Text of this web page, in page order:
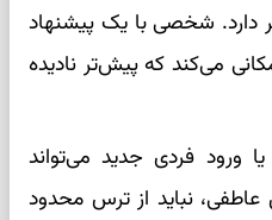
دارد. شخصی با یک پیشنهاد
می‌کند که پیش‌تر نادیده
ورود فردی جدید می‌تواند
عاطفی، نباید از ترس محدود